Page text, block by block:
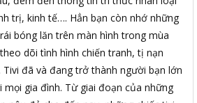
trị, kinh tế…. Hẳn bạn còn nhớ những
bóng lăn trên màn hình trong mùa
dõi tình hình chiến tranh, tị nạn
đã và đang trở thành người bạn lớn
gia đình. Từ giai đoạn của những